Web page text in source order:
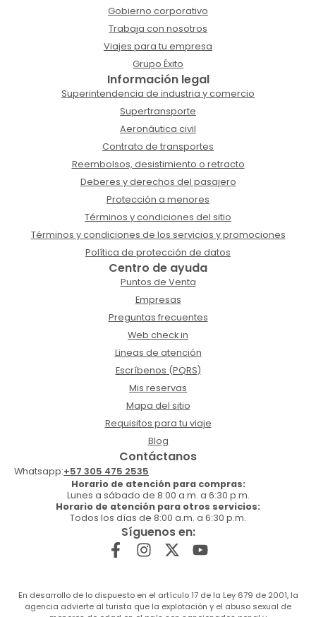
Gobierno corporativo
Trabaja con nosotros
Viajes para tu empresa
Grupo Éxito
Información legal
Superintendencia de industria y comercio
Supertransporte
Aeronáutica civil
Contrato de transportes
Reembolsos, desistimiento o retracto
Deberes y derechos del pasajero
Protección a menores
Términos y condiciones del sitio
Términos y condiciones de los servicios y promociones
Política de protección de datos
Centro de ayuda
Puntos de Venta
Empresas
Preguntas frecuentes
Web check in
Lineas de atención
Escríbenos (PQRS)
Mis reservas
Mapa del sitio
Requisitos para tu viaje
Blog
Contáctanos
Whatsapp:+57 305 475 2535
Horario de atención para compras:
Lunes a sábado de 8:00 a.m. a 6:30 p.m.
Horario de atención para otros servicios:
Todos los días de 8:00 a.m. a 6:30 p.m.
Síguenos en:
En desarrollo de lo dispuesto en el artículo 17 de la Ley 679 de 2001, la
agencia advierte al turista que la explotación y el abuso sexual de